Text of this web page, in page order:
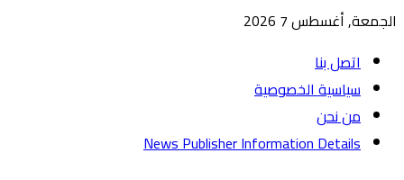
الجمعة, أغسطس 7 2026
اتصل بنا
سياسية الخصوصية
من نحن
News Publisher Information Details